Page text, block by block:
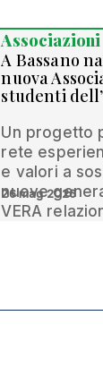
Associazioni
A Bassano
nuova
studenti
Un progetto
rete
e valori a
nuove
VERA
26 mag 2026